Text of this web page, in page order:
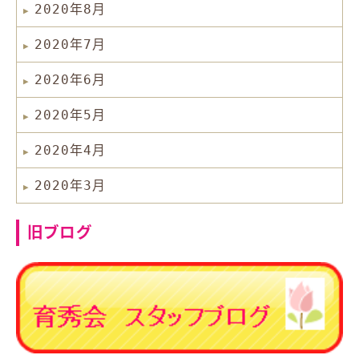
2020年8月
2020年7月
2020年6月
2020年5月
2020年4月
2020年3月
旧ブログ